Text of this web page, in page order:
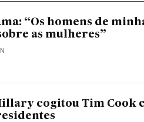
“Os homens de
as mulheres”
cogitou Tim Cook